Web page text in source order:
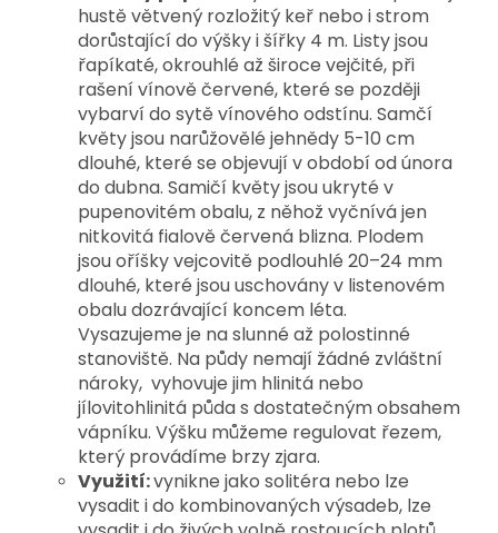
hustě větvený rozložitý keř nebo i strom
dorůstající do výšky i šířky 4 m. Listy jsou
řapíkaté, okrouhlé až široce vejčité, při
rašení vínově červené, které se později
vybarví do sytě vínového odstínu. Samčí
květy jsou narůžovělé jehnědy 5-10 cm
dlouhé, které se objevují v období od února
do dubna. Samičí květy jsou ukryté v
pupenovitém obalu, z něhož vyčnívá jen
nitkovitá fialově červená blizna. Plodem
jsouoříšky vejcovitě podlouhlé 20–24 mm
dlouhé, které jsou uschovány v listenovém
obaludozrávající koncem léta.
Vysazujeme je na slunné až polostinné
stanoviště. Na půdy nemají žádné zvláštní
nároky, vyhovuje jim hlinitá nebo
jílovitohlinitá půda s dostatečným obsahem
vápníku. Výšku můžeme regulovat řezem,
který provádíme brzy zjara.
Využití:vynikne jako solitéra nebo lze
vysadit i do kombinovaných výsadeb, lze